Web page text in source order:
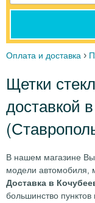
Оплата и доставка ›
Щетки
доставкой
В нашем магазине
модели автомобиля,
Доставка в
большинство